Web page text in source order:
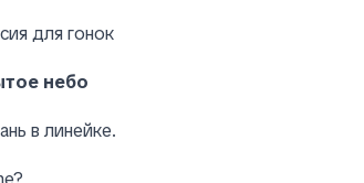
для гонок
небо
в линейке.